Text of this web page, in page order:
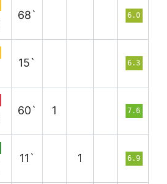
68` 6.0
15` 6.3
60` 1 7.6
11` 1 6.9